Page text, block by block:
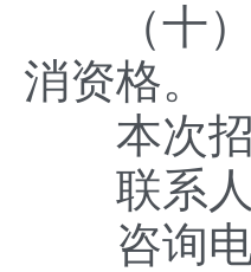
（十）
消资格。
本次招
联系人
咨询电